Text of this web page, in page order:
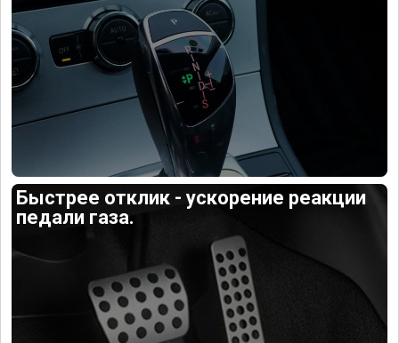
Быстрее отклик - ускорение реакции
педали газа.